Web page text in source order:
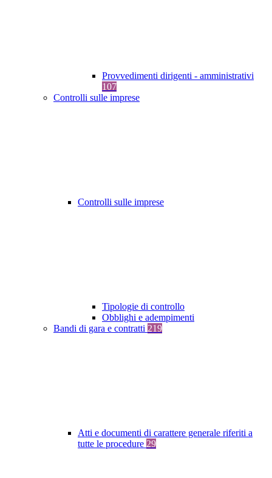
Provvedimenti dirigenti - amministrativi
107
Controlli sulle imprese
Controlli sulle imprese
Tipologie di controllo
Obblighi e adempimenti
Bandi di gara e contratti 219
Atti e documenti di carattere generale riferiti a
tutte le procedure 29